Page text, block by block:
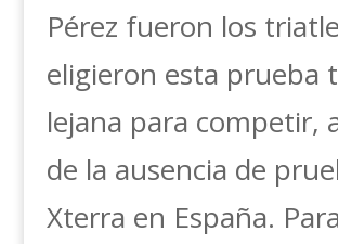
Pérez fueron los
eligieron esta prueba
lejana para competir,
de la ausencia de
Xterra en España.